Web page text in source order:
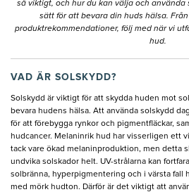
så viktigt, och hur du kan välja och
sätt för att bevara din huds hälsa.
produktrekommendationer, följ med när vi
hud.
VAD ÄR SOLSKYDD?
Solskydd är viktigt för att skydda huden mot
bevara hudens hälsa. Att använda solskydd
för att förebygga rynkor och pigmentfläckar,
hudcancer. Melaninrik hud har visserligen ett
tack vare ökad melaninproduktion, men detta
undvika solskador helt. UV-strålarna kan
solbränna, hyperpigmentering och i värsta fall
med mörk hudton. Därför är det viktigt att